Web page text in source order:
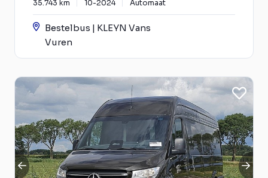
35.743 km 10-2024 Automaat
Bestelbus | KLEYN Vans
Vuren